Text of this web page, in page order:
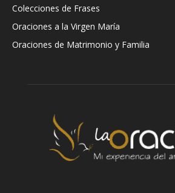
Colecciones de Frases
Oraciones a la Virgen María
Oraciones de Matrimonio y Familia